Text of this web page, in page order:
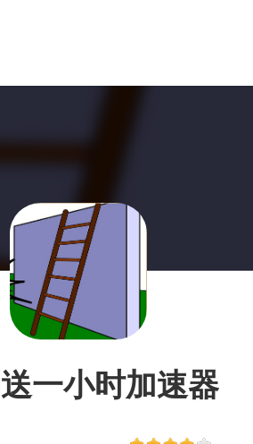
一小时加速器